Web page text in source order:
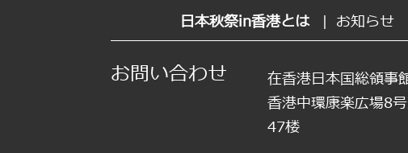
日本秋祭in香港とは | お知らせ
お問い合わせ
在香港日本国総領事
香港中環康楽広場8
47楼